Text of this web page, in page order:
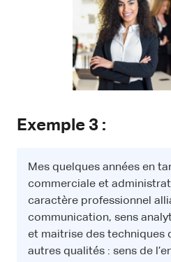
Exemple 3 :
Mes quelques années en
commerciale et
caractère professionnel
communication, sens
et maitrise des techniques
autres qualités : sens de